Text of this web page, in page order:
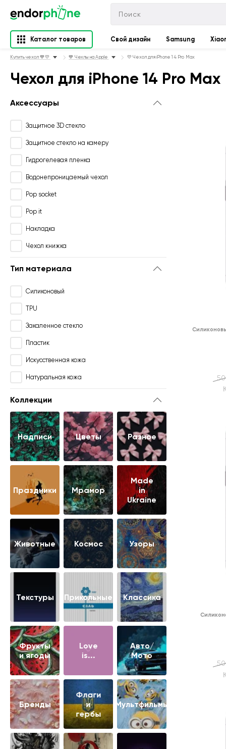
Каталог товаров Свой дизайн Samsung
Купить чехол 💙💛 💙 Чехлы на Apple 💛 Чехол для iPhone 14 Pro Max
Чехол для iPhone 14 Pro Max
Аксессуары
Защитное 3D стекло
Защитное стекло на камеру
Гидрогелевая пленка
Водонепроницаемый чехол
Pop socket
Pop it
Накладка
Чехол книжка
Тип материала
Силиконовый
TPU
Закаленное стекло
Пластик
Искусственная кожа
Натуральная кожа
Коллекции
Надписи Цветы Разное
Праздники Мрамор
Made
in
Ukraine
Животные Космос Узоры
Текстуры Прикольные Классика
Фрукты
и ягоды
Love
is...
Авто/
Мото
Бренды
Флаги
и
гербы
Мультфильмы